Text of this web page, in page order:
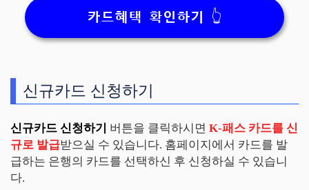
카드혜택 확인하기 👆
신규카드 신청하기
신규카드 신청하기 버튼을 클릭하시면 K-패스 카드를 신
규로 발급받으실 수 있습니다. 홈페이지에서 카드를 발
급하는 은행의 카드를 선택하신 후 신청하실 수 있습니
다.